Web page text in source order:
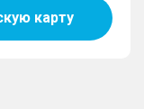
карту